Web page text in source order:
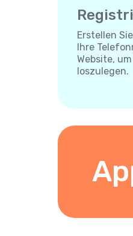
Erstellen
Ihre
Website,
loszulegen.